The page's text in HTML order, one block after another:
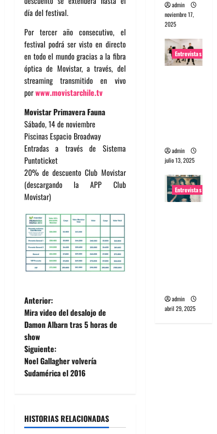
día del festival.
Por tercer año consecutivo, el
festival podrá ser visto en directo
en todo el mundo gracias a la fibra
óptica de Movistar, a través, del
streaming transmitido en vivo
porwww.movistarchile.tv
Movistar Primavera Fauna
Sábado, 14 de noviembre
Piscinas Espacio Broadway
Entradas a través de Sistema
Puntoticket
20% de descuento Club Movistar
(descargando la APP Club
Movistar)
N
a
v
e
c
Anterior:
Mira video del desalojo de
Damon Albarn tras 5 horas de
show
Siguiente:
Noel Gallagher volvería
Sudamérica el 2016
HISTORIAS RELACIONADAS
admin
noviembre 17,
2025
Entrevistas
admin
julio 13, 2025
Entrevistas
admin
abril 29, 2025